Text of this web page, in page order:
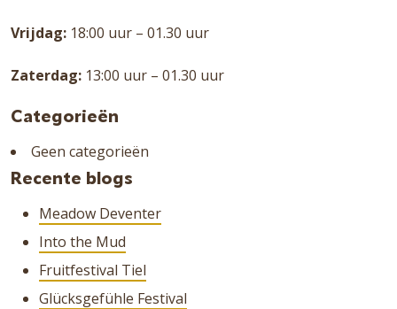
Vrijdag: 18:00 uur – 01.30 uur
Zaterdag: 13:00 uur – 01.30 uur
Categorieën
Geen categorieën
Recente blogs
Meadow Deventer
Into the Mud
Fruitfestival Tiel
Glücksgefühle Festival